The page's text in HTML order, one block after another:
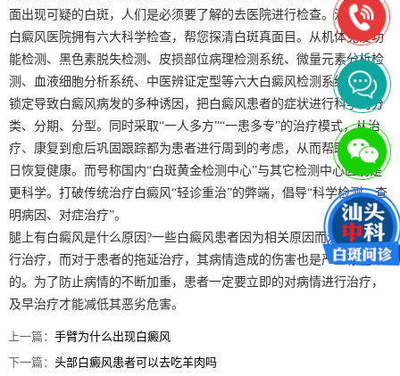
面出现可疑的白斑，人们是必须要了解的去医院进行检查。汕头中科
白癜风医院拥有六大科学检查，帮您探清白斑真面目。从机体免疫功
能检测、黑色素脱失检测、皮损部位病理检测系统、微量元素分析检
测、血液细胞分析系统、中医辨证定型等六大白癜风检测系统入手，
锁定导致白癜风病发的多种诱因，把白癜风患者的症状进行科学的分
类、分期、分型。同时采取“一人多方”“一患多专”的治疗模式，从治
疗、康复到愈后巩固跟踪都为患者进行周到的考虑，从而帮助患者早
日恢复健康。而号称国内“白斑黄金检测中心”与其它检测中心区别是
更科学。打破传统治疗白癜风“轻诊重治”的弊端，倡导“科学检测、查
明病因、对症治疗”。
腿上有白癜风是什么原因?一些白癜风患者因为相关原因而没有及时进
行治疗，而对于患者的拖延治疗，其病情造成的伤害也是严重存在
的。为了防止病情的不断加重，患者一定要立即的对病情进行治疗，
及早治疗才能减低其恶劣危害。
上一篇：手臂为什么出现白癜风
下一篇：头部白癜风患者可以去吃羊肉吗